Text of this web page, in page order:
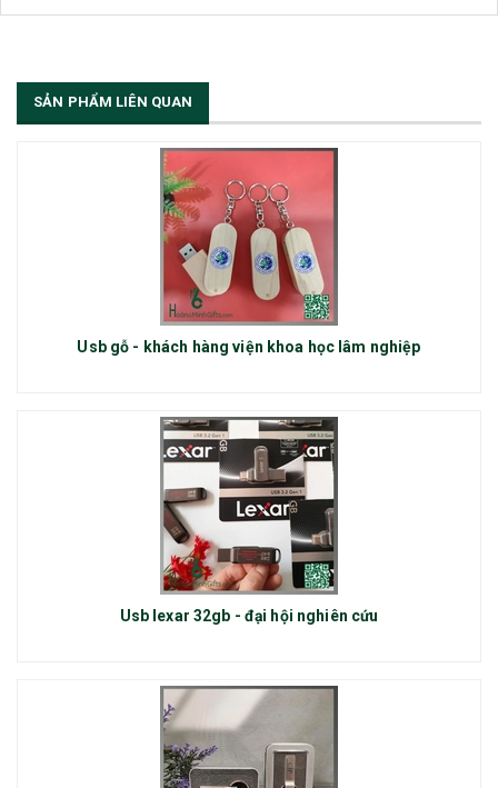
SẢN PHẨM LIÊN QUAN
Usb gỗ - khách hàng viện khoa học lâm nghiệp
Usb lexar 32gb - đại hội nghiên cứu